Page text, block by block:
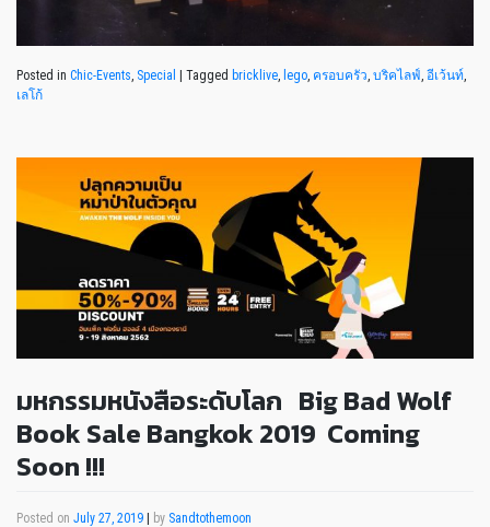
Posted in Chic-Events Special | Tagged bricklive lego ครอบครัว บริคไลฟ์ อีเว้นท์
เลโก้
มหกรรมหนังสือระดับโลก Big Bad Wolf
Book Sale Bangkok 2019 Coming
Soon !!!
Posted on July 27, 2019 | by Sandtothemoon